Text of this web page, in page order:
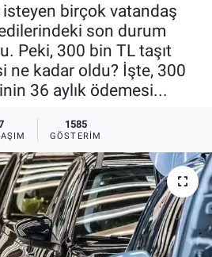
birçok vatandaş
son durum
Peki, 300 bin TL taşıt
ne kadar oldu? İşte, 300
36 aylık ödemesi...
1585
GÖSTERIM